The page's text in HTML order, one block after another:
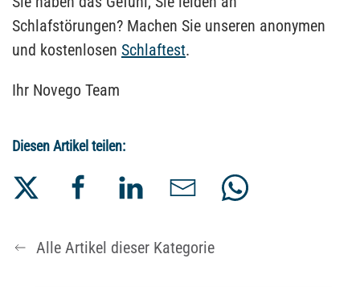
Schlafstörungen? Machen Sie unseren anonymen
und kostenlosen Schlaftest.
Ihr Novego Team
Diesen Artikel teilen:
Alle Artikel dieser Kategorie